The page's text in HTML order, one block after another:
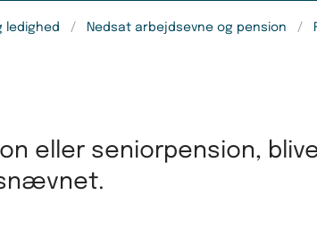
ledighed Nedsat arbejdsevne og pension
eller seniorpension,